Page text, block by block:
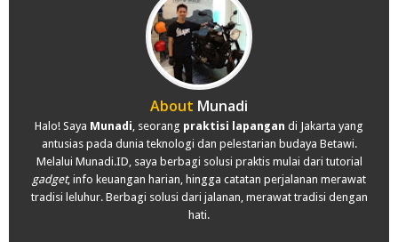
About Munadi
Halo! Saya Munadi, seorang praktisi lapangan di Jakarta yang
antusias pada dunia teknologi dan pelestarian budaya Betawi.
Melalui Munadi.ID, saya berbagi solusi praktis mulai dari tutorial
gadget, info keuangan harian, hingga catatan perjalanan merawat
tradisi leluhur. Berbagi solusi dari jalanan, merawat tradisi dengan
hati.